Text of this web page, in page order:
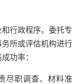
行政程序。委托专
所或评估机构进行
功率：
尽职调查、材料准